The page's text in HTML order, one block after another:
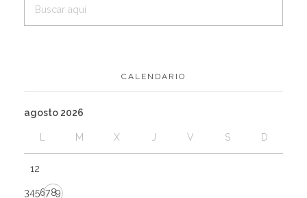
CALENDARIO
agosto 2026
L M X J V S D
12
3456789